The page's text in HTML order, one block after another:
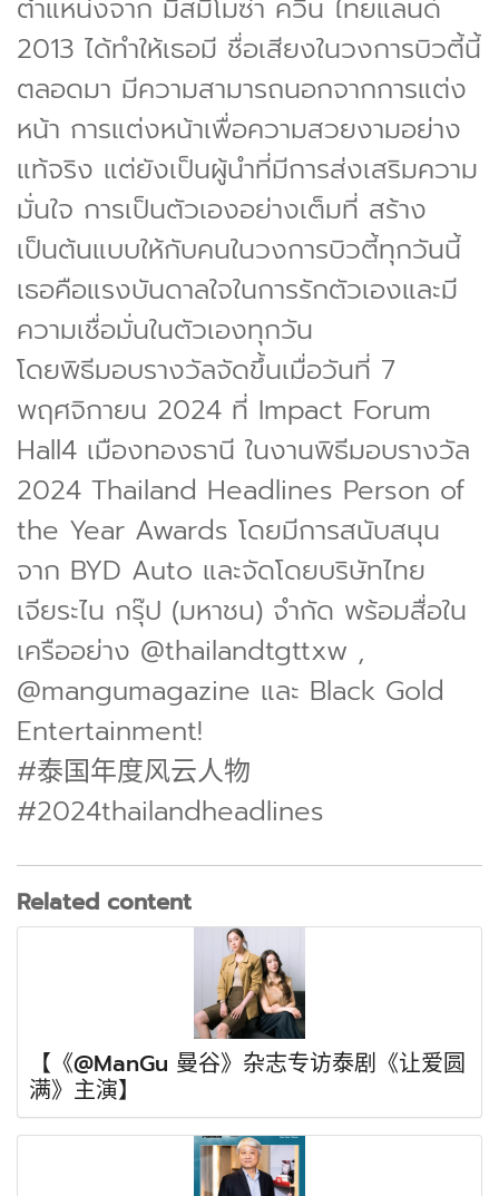
ตำแหน่งจาก มิสมิโมซ่า ควีน ไทยแลนด์
2013 ได้ทำให้เธอมี ชื่อเสียงในวงการบิวตี้นี้
ตลอดมา มีความสามารถนอกจากการแต่ง
หน้า การแต่งหน้าเพื่อความสวยงามอย่าง
แท้จริง แต่ยังเป็นผู้นำที่มีการส่งเสริมความ
มั่นใจ การเป็นตัวเองอย่างเต็มที่ สร้าง
เป็นต้นแบบให้กับคนในวงการบิวตี้ทุกวันนี้
เธอคือแรงบันดาลใจในการรักตัวเองและมี
ความเชื่อมั่นในตัวเองทุกวัน
โดยพิธีมอบรางวัลจัดขึ้นเมื่อวันที่ 7
พฤศจิกายน 2024 ที่ Impact Forum
Hall4 เมืองทองธานี ในงานพิธีมอบรางวัล
2024 Thailand Headlines Person of
the Year Awards โดยมีการสนับสนุน
จาก BYD Auto และจัดโดยบริษัทไทย
เจียระไน กรุ๊ป (มหาชน) จำกัด พร้อมสื่อใน
เครืออย่าง @thailandtgttxw ,
@mangumagazine และ Black Gold
Entertainment!
#泰国年度风云人物
#2024thailandheadlines
Related content
【《@ManGu 曼谷》杂志专访泰剧《让爱圆
满》主演】